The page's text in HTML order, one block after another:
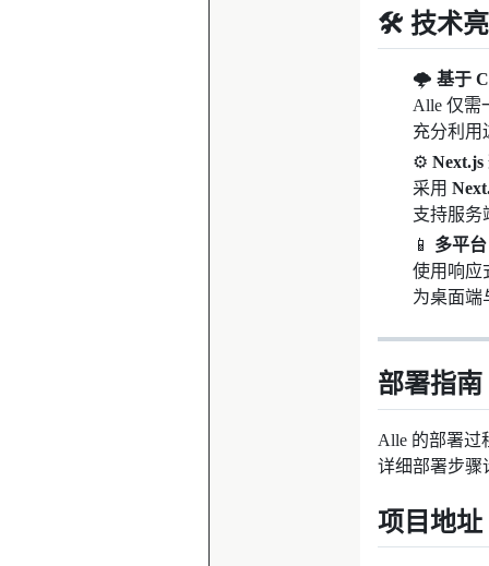
🛠️ 技术
🌩️基于
Alle 仅需
充分利用
⚙️Next.js
采用
支持服务
📱 多平
使用响应
为桌面端
部署指南
Alle 的部署过
详细部署步骤
项目地址